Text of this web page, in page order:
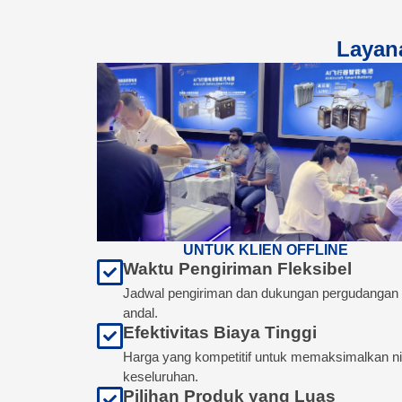
UNTUK KLIEN OFFLINE
Waktu Pengiriman Fleksibel
Jadwal pengiriman dan dukungan pergudangan
andal.
Efektivitas Biaya Tinggi
Harga yang kompetitif untuk memaksimalkan
keseluruhan.
Pilihan Produk yang Luas